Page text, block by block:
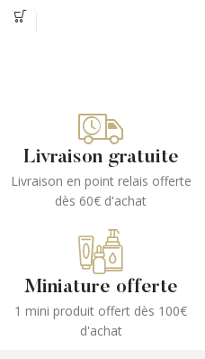
conscience psychocorporelle. Ce
massage enchaine des
praticienne insistent sur les points
de tension pour éliminer toxines et
douleurs musculaires, et vous
procurer un état de pur bien-être.
Profitez de votre massage
1- Votre carte cadeau vous sera
envoyé par mail immédiatement
après votre achat.
2- Imprimez votre carte et suivez
les instructions correspondantes
afin de réaliser votre pliage.
Livraison gratuite
Livraison en point relais offerte
dès 60€ d'achat
Miniature offerte
1 mini produit offert dès 100€
d'achat